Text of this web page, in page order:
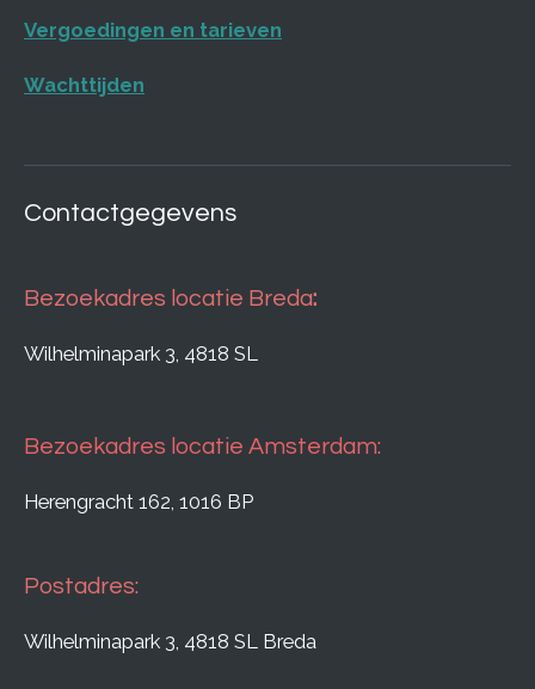
Vergoedingen en tarieven
Wachttijden
Contactgegevens
Bezoekadres locatie Breda:
Wilhelminapark 3, 4818 SL
Bezoekadres locatie Amsterdam:
Herengracht 162, 1016 BP
Postadres:
Wilhelminapark 3, 4818 SL Breda